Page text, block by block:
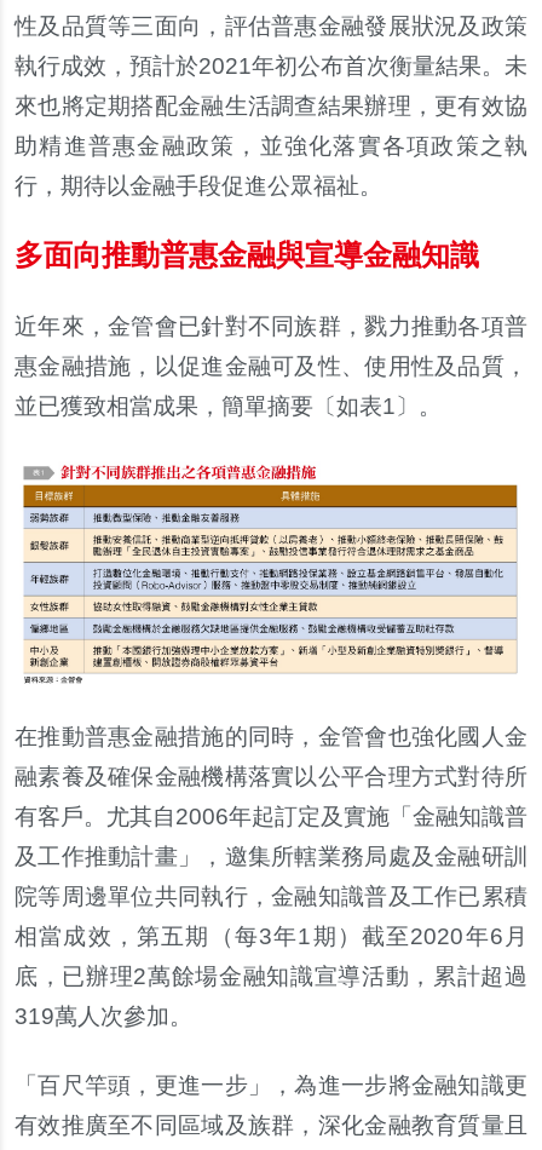
性及品質等三面向，評估普惠金融發展狀況及政策
執行成效，預計於2021年初公布首次衡量結果。未
來也將定期搭配金融生活調查結果辦理，更有效協
助精進普惠金融政策，並強化落實各項政策之執
行，期待以金融手段促進公眾福祉。
多面向推動普惠金融與宣導金融知識
近年來，金管會已針對不同族群，戮力推動各項普
惠金融措施，以促進金融可及性、使用性及品質，
並已獲致相當成果，簡單摘要〔如表1〕。
在推動普惠金融措施的同時，金管會也強化國人金
融素養及確保金融機構落實以公平合理方式對待所
有客戶。尤其自2006年起訂定及實施「金融知識普
及工作推動計畫」，邀集所轄業務局處及金融研訓
院等周邊單位共同執行，金融知識普及工作已累積
相當成效，第五期（每3年1期）截至2020年6月
底，已辦理2萬餘場金融知識宣導活動，累計超過
319萬人次參加。
「百尺竿頭，更進一步」，為進一步將金融知識更
有效推廣至不同區域及族群，深化金融教育質量且